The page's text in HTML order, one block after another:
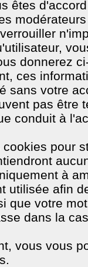
êtes
donnerez
ces
sans votre
pas être
conduit à
pour
à
utilisée afin
que votre
dans la
vous vous